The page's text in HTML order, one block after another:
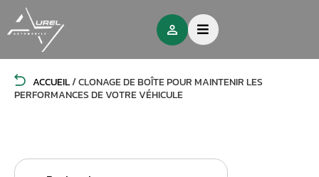
ACCUEIL/CLONAGE DE BOÎTE POUR MAINTENIR LES
PERFORMANCES DE VOTRE VÉHICULE
Search